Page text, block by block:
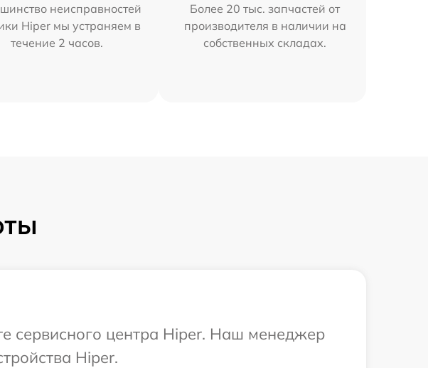
неисправностей
Hiper мы устраняем в
течение 2 часов.
Более 20 тыс. запчастей от
производителя в наличии на
собственных складах.
сервисного центра Hiper. Наш менеджер
Hiper.